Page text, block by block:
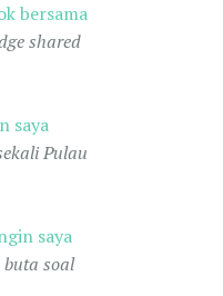
bersama
shared
saya
Pulau
saya
buta soal